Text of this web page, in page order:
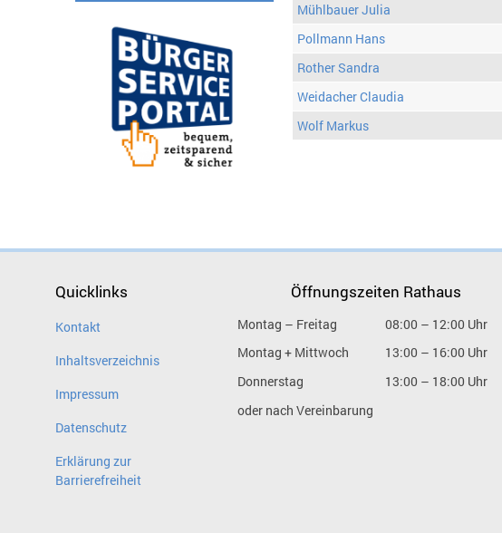
Mühlbauer Julia
Pollmann Hans
Rother Sandra
Weidacher Claudia
Wolf Markus
Quicklinks
Kontakt
Inhaltsverzeichnis
Impressum
Datenschutz
Erklärung zur
Barrierefreiheit
Öffnungszeiten Rathaus
Montag – Freitag
08:00 – 12:00 Uhr
Montag + Mittwoch
13:00 – 16:00 Uhr
Donnerstag
13:00 – 18:00 Uhr
oder nach Vereinbarung